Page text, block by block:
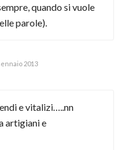
quando si vuole
parole).
2013
e vitalizi…..nn
artigiani e